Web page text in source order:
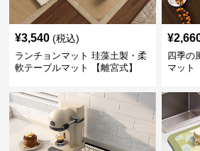
¥3,540 (税込)
ランチョンマット 珪藻土製・柔
軟テーブルマット 【離宮式】
¥
四季の
マット